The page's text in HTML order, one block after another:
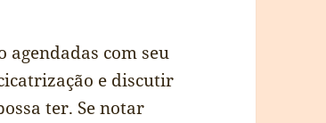
agendadas com seu
e discutir
ter. Se notar